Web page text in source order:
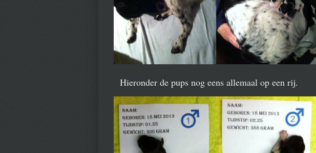
Hieronder de pups nog eens allemaal op een rij.